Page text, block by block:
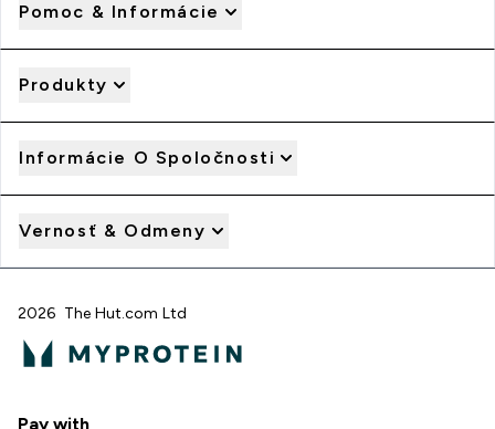
Pomoc & Informácie
Produkty
Informácie O Spoločnosti
Vernosť & Odmeny
2026 The Hut.com Ltd
Pay with